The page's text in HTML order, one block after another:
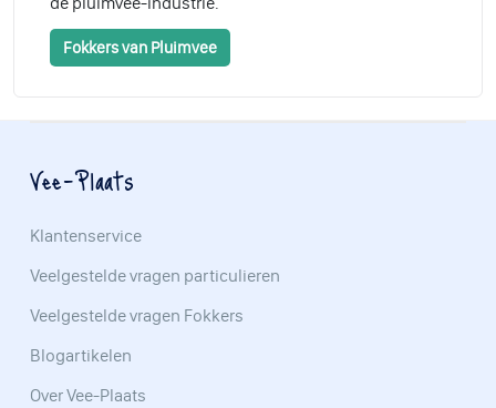
Fokkers van Pluimvee
Vee-Plaats
Klantenservice
Veelgestelde vragen particulieren
Veelgestelde vragen Fokkers
Blogartikelen
Over Vee-Plaats